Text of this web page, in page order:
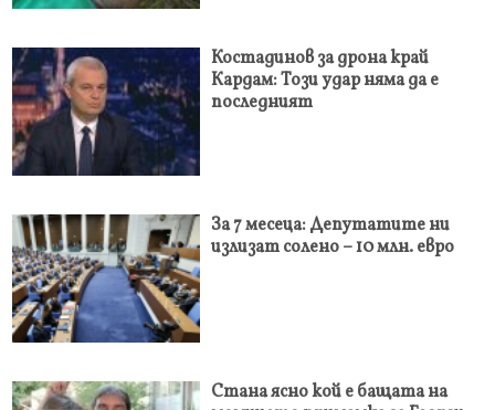
Костадинов за дрона край
Кардам: Този удар няма да е
последният
За 7 месеца: Депутатите ни
излизат солено – 10 млн. евро
Стана ясно кой е бащата на